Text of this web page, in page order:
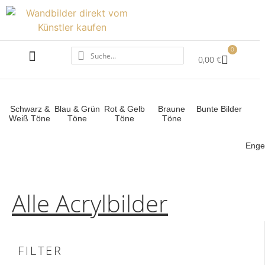
0,00€
0
Schwarz &
Weiß Töne
Blau & Grün
Töne
Rot & Gelb
Töne
Braune
Töne
Bunte Bilder
Alle Acrylbilder
FILTER